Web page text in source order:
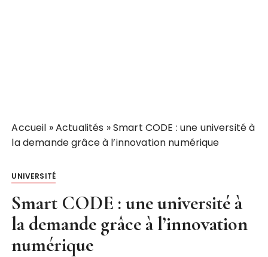
Accueil »Actualités »Smart CODE : une université à
la demande grâce à l’innovation numérique
UNIVERSITÉ
Smart CODE : une université à
la demande grâce à l’innovation
numérique